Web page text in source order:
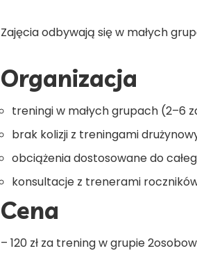
Zajęcia odbywają się w małych
Organizacja
treningi w małych grupach (2–6
brak kolizji z treningami
obciążenia dostosowane do
konsultacje z trenerami
Cena
– 120 zł za trening w grupie